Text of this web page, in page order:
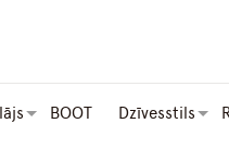
BOOT Dzīvesstils